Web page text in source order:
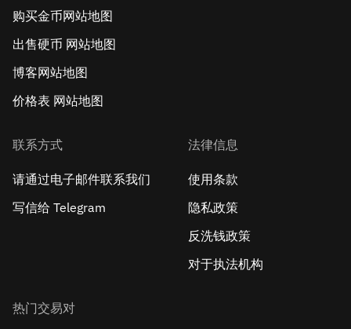
购买金币网站地图
出售硬币 网站地图
博客网站地图
价格表 网站地图
联系方式
请通过电子邮件联系我们
写信给 Telegram
法律信息
使用条款
隐私政策
反洗钱政策
对于执法机构
热门交易对